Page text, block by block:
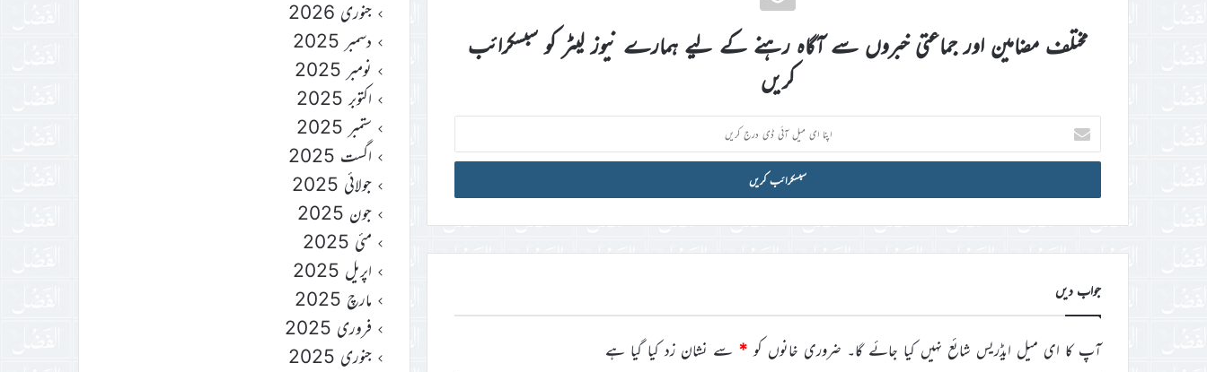
مختلف مضامین اور جماعتی خبروں سے آگاہ رہنے کے لیے ہمارے نیوز لیٹر کو سبسکرائب
کریں
اپنا
ای
میل
ڈی
جواب دیں
آپ کا ای میل ایڈریس شائع نہیں کیا جائے گا۔ ضروری خانوں کو * سے نشان زد کیا گیا ہے
جنوری 2026
دسمبر 2025
نومبر 2025
اکتوبر 2025
ستمبر 2025
اگست 2025
جولائی 2025
جون 2025
مئی 2025
اپریل 2025
مارچ 2025
فروری 2025
جنوری 2025